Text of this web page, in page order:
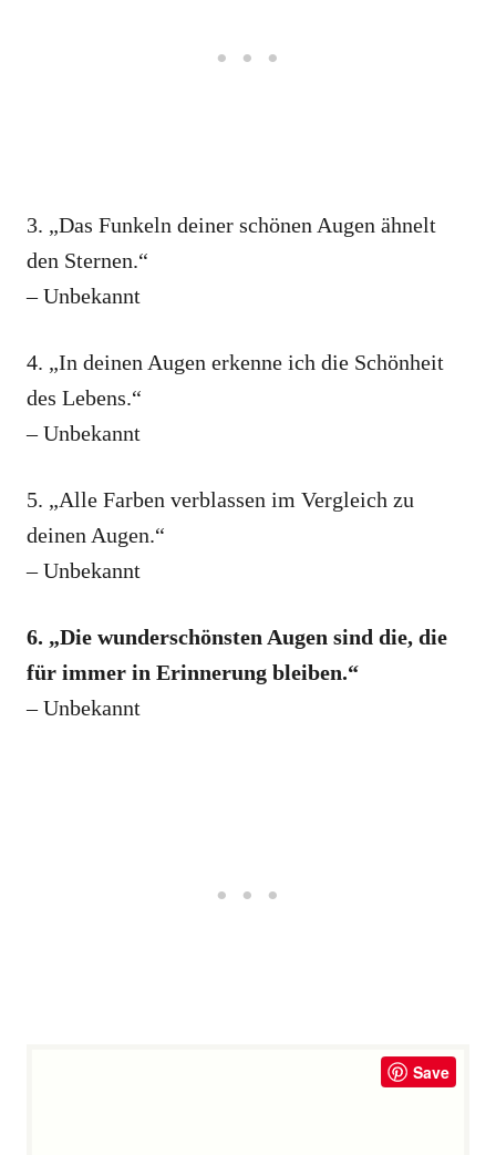
3. „Das Funkeln deiner schönen Augen ähnelt
den Sternen.“
– Unbekannt
4. „In deinen Augen erkenne ich die Schönheit
des Lebens.“
– Unbekannt
5. „Alle Farben verblassen im Vergleich zu
deinen Augen.“
– Unbekannt
6. „Die wunderschönsten Augen sind die, die
für immer in Erinnerung bleiben.“
– Unbekannt
Save